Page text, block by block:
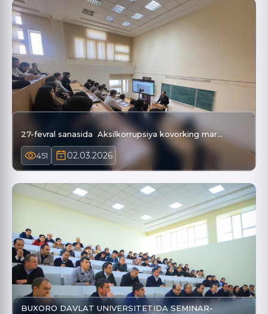
27-fevral sanasida Aksilkorrupsiya kovorking mar…
451 02.03.2026
BUXORO DAVLAT UNIVERSITETIDA SEMINAR-